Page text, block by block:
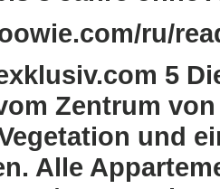
ru/
5
Zentrum
und
Alle